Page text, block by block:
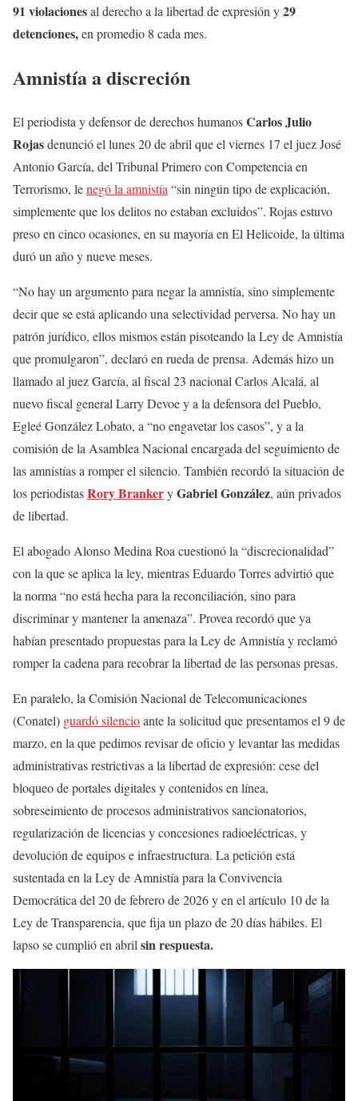
91 violacionesal derecho a la libertad de expresión y29
detenciones,en promedio 8 cada mes.
Amnistía a discreción
El periodista y defensor de derechos humanosCarlos Julio
Rojasdenunció el lunes 20 de abril que el viernes 17 el juez José
Antonio García, del Tribunal Primero con Competencia en
Terrorismo, lenegó la amnistía “sin ningún tipo de explicación,
simplemente que los delitos no estaban excluidos”. Rojas estuvo
preso en cinco ocasiones, en su mayoría en El Helicoide, la última
duró un año y nueve meses.
“No hay un argumento para negar la amnistía, sino simplemente
decir que se está aplicando una selectividad perversa. No hay un
patrón jurídico, ellos mismos están pisoteando la Ley de Amnistía
que promulgaron”, declaró en rueda de prensa. Además hizo un
llamado al juez García, al fiscal 23 nacional Carlos Alcalá, al
nuevo fiscal general Larry Devoe y a la defensora del Pueblo,
Egleé González Lobato, a “no engavetar los casos”, y a la
comisión de la Asamblea Nacional encargada del seguimiento de
las amnistías a romper el silencio. También recordó la situación de
los periodistasRory BrankeryGabriel González, aún privados
de libertad.
El abogado Alonso Medina Roa cuestionó la “discrecionalidad”
con la que se aplica la ley, mientras Eduardo Torres advirtió que
la norma “no está hecha para la reconciliación, sino para
discriminar y mantener la amenaza”. Provea recordó que ya
habían presentado propuestas para la Ley de Amnistía y reclamó
romper la cadena para recobrar la libertad de las personas presas.
En paralelo, la Comisión Nacional de Telecomunicaciones
(Conatel) guardó silencioante la solicitud que presentamos el 9 de
marzo, en la que pedimos revisar de oficio y levantar las medidas
administrativas restrictivas a la libertad de expresión: cese del
bloqueo de portales digitales y contenidos en línea,
sobreseimiento de procesos administrativos sancionatorios,
regularización de licencias y concesiones radioeléctricas, y
devolución de equipos e infraestructura. La petición está
sustentada en la Ley de Amnistía para la Convivencia
Democrática del 20 de febrero de 2026 y en el artículo 10 de la
Ley de Transparencia, que fija un plazo de 20 días hábiles. El
lapso se cumplió en abril sin respuesta.